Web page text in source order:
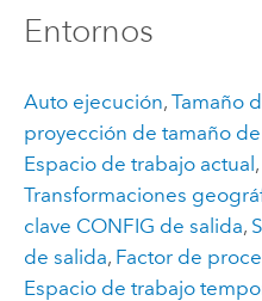
Entornos
Auto ejecución, Tamaño
proyección de tamaño
Espacio de trabajo actual,
Transformaciones
clave CONFIG de salida,
de salida, Factor de
Espacio de trabajo